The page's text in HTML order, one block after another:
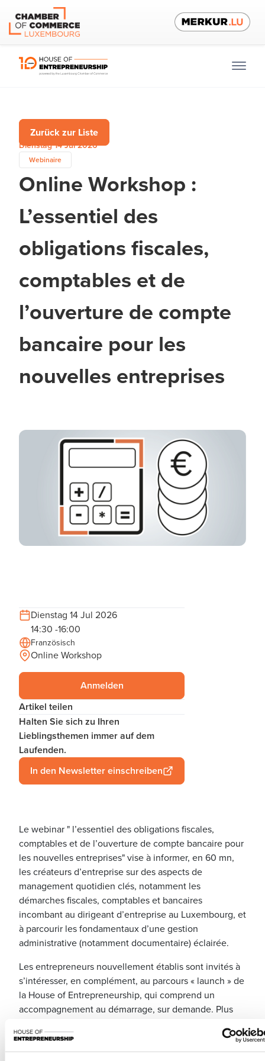
Zurück zur Liste
Dienstag 14 Jul 2026
Webinaire
Online Workshop :
L’essentiel des
obligations fiscales,
comptables et de
l’ouverture de compte
bancaire pour les
nouvelles entreprises
Dienstag 14 Jul 2026
14:30 -16:00
Französisch
Online Workshop
Anmelden
Artikel teilen
Halten Sie sich zu Ihren
Lieblingsthemen immer auf dem
Laufenden.
In den Newsletter einschreiben
Le webinar " l’essentiel des obligations fiscales,
comptables et de l’ouverture de compte bancaire pour
les nouvelles entreprises" vise à informer, en 60 mn,
les créateurs d’entreprise sur des aspects de
management quotidien clés, notamment les
démarches fiscales, comptables et bancaires
incombant au dirigeant d’entreprise au Luxembourg, et
à parcourir les fondamentaux d’une gestion
administrative (notamment documentaire) éclairée.
Les entrepreneurs nouvellement établis sont invités à
s’intéresser, en complément, au parcours « launch » de
la House of Entrepreneurship, qui comprend un
accompagnement au démarrage, sur demande. Plus